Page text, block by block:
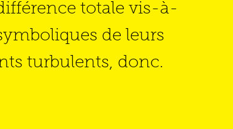
totale vis-à-
de leurs
turbulents, donc.